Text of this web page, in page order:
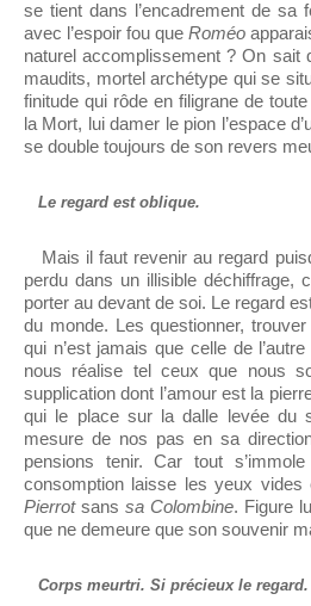
se tient dans l’encadrement de sa
avec l’espoir fou que Roméo
naturel accomplissement ? On sait
maudits, mortel archétype qui se
finitude qui rôde en filigrane de
la Mort, lui damer le pion l’espace
se double toujours de son revers
Le regard est oblique.
Mais il faut revenir au regard
perdu dans un illisible déchiffrage,
porter au devant de soi. Le regard
du monde. Les questionner,
qui n’est jamais que celle de
nous réalise tel ceux que nous
supplication dont l’amour est la
qui le place sur la dalle levée du
mesure de nos pas en sa
pensions tenir. Car tout
consomption laisse les yeux
Pierrotsans sa Colombine. Figure
que ne demeure que son souvenir
Corps meurtri. Si précieux le regard.